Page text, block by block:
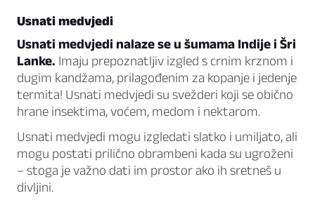
Usnati medvjedi
Usnati medvjedi nalaze se u šumama Indije i Šri
Lanke. Imaju prepoznatljiv izgled s crnim krznom i
dugim kandžama, prilagođenim za kopanje i jedenje
termita! Usnati medvjedi su svežderi koji se obično
hrane insektima, voćem, medom i nektarom.
Usnati medvjedi mogu izgledati slatko i umiljato, ali
mogu postati prilično obrambeni kada su ugroženi
– stoga je važno dati im prostor ako ih sretneš u
divljini.